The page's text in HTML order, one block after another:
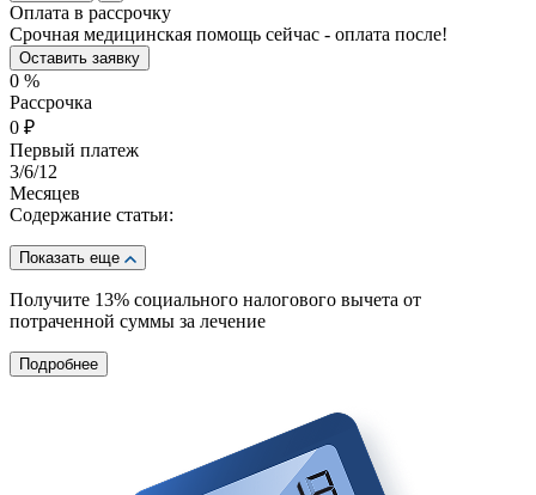
Оплата в рассрочку
Срочная медицинская помощь сейчас - оплата после!
Оставить заявку
0 %
Рассрочка
0 ₽
Первый платеж
3/6/12
Месяцев
Содержание статьи:
Показать еще
Получите 13% социального налогового вычета от
потраченной суммы за лечение
Подробнее